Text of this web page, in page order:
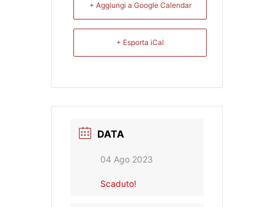
+ Aggiungi a Google Calendar
+ Esporta iCal
DATA
04 Ago 2023
Scaduto!